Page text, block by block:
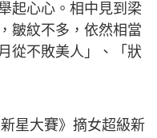
起心心。相中見到梁
皺紋不多，依然相當
從不敗美人」、「狀
星大賽》摘女超級新